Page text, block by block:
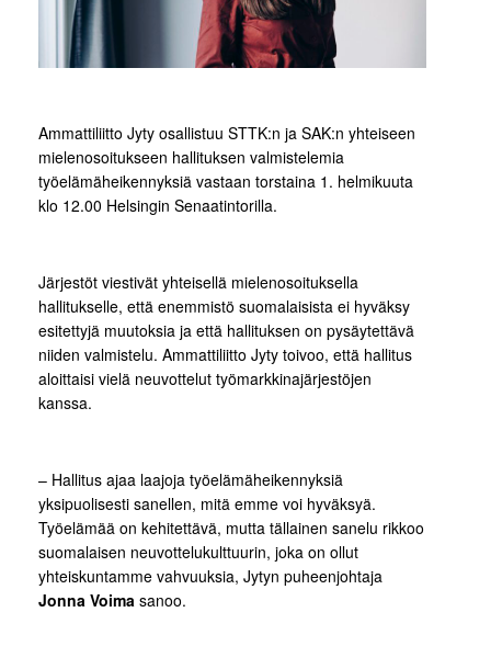
Ammattiliitto Jyty osallistuu STTK:n ja SAK:n yhteiseen
mielenosoitukseen hallituksen valmistelemia
työelämäheikennyksiä vastaan torstaina 1. helmikuuta
klo 12.00 Helsingin Senaatintorilla.
Järjestöt viestivät yhteisellä mielenosoituksella
hallitukselle, että enemmistö suomalaisista ei hyväksy
esitettyjä muutoksia ja että hallituksen on pysäytettävä
niiden valmistelu. Ammattiliitto Jyty toivoo, että hallitus
aloittaisi vielä neuvottelut työmarkkinajärjestöjen
kanssa.
– Hallitus ajaa laajoja työelämäheikennyksiä
yksipuolisesti sanellen, mitä emme voi hyväksyä.
Työelämää on kehitettävä, mutta tällainen sanelu rikkoo
suomalaisen neuvottelukulttuurin, joka on ollut
yhteiskuntamme vahvuuksia, Jytyn puheenjohtaja
Jonna Voima sanoo.